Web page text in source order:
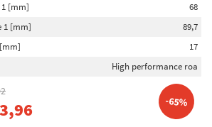
[mm]
68
1 [mm]
89,7
17
High performance roa
-65%